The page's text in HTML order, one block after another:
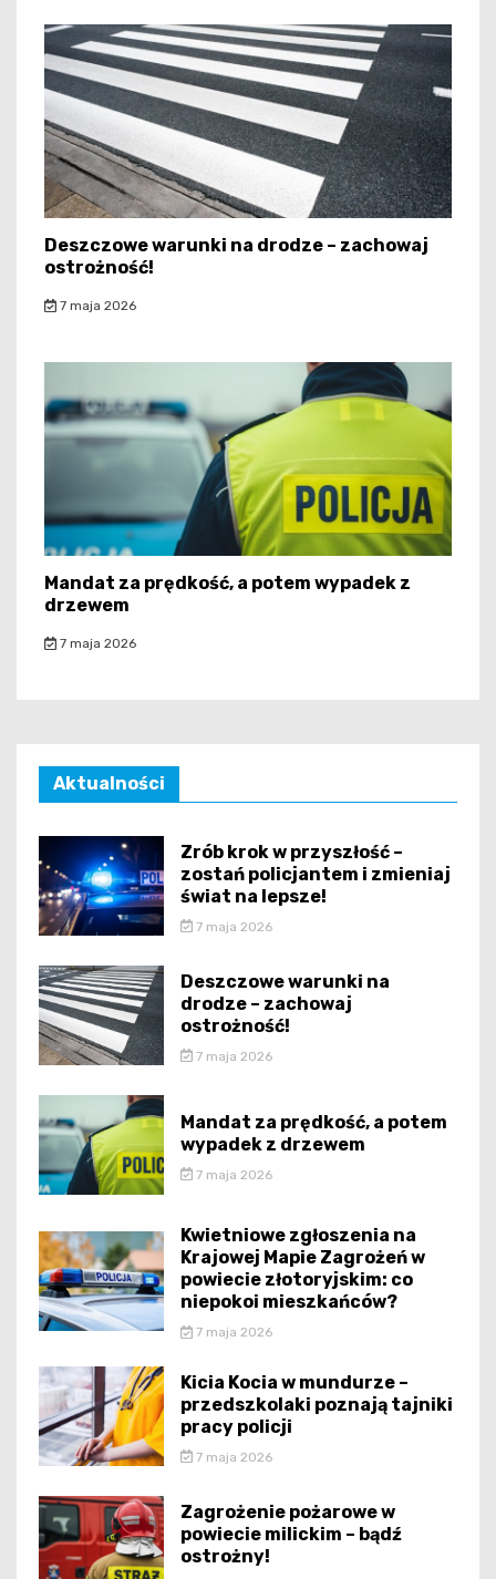
Deszczowe warunki na drodze – zachowaj
ostrożność!
7 maja 2026
Mandat za prędkość, a potem wypadek z
drzewem
7 maja 2026
Aktualności
Zrób krok w przyszłość –
zostań policjantem i zmieniaj
świat na lepsze!
7 maja 2026
Deszczowe warunki na
drodze – zachowaj
ostrożność!
7 maja 2026
Mandat za prędkość, a potem
wypadek z drzewem
7 maja 2026
Kwietniowe zgłoszenia na
Krajowej Mapie Zagrożeń w
powiecie złotoryjskim: co
niepokoi mieszkańców?
7 maja 2026
Kicia Kocia w mundurze –
przedszkolaki poznają tajniki
pracy policji
7 maja 2026
Zagrożenie pożarowe w
powiecie milickim – bądź
ostrożny!